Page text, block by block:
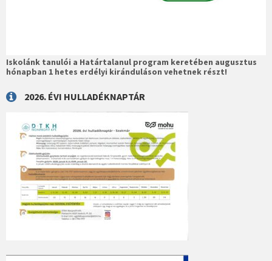
Iskolánk tanulói a Határtalanul program keretében augusztus
hónapban 1 hetes erdélyi kiránduláson vehetnek részt!
2026. ÉVI HULLADÉKNAPTÁR